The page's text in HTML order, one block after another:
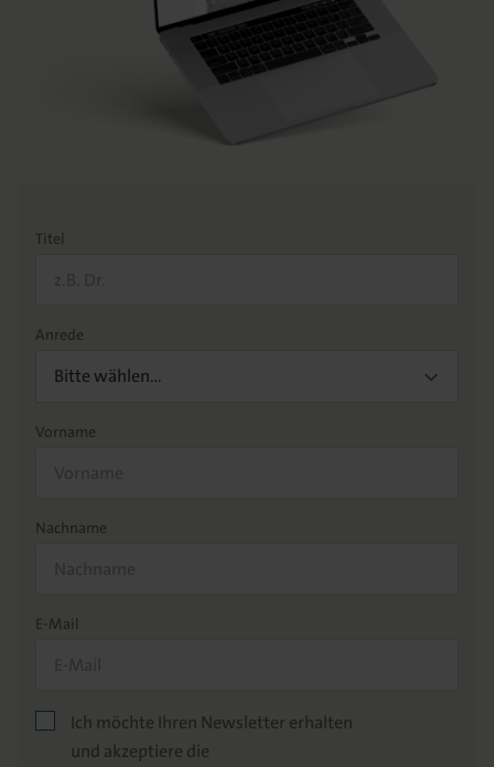
Titel
Anrede
Bitte wählen…
Vorname
Nachname
E-Mail
Ich möchte Ihren Newsletter erhalten
und akzeptiere die